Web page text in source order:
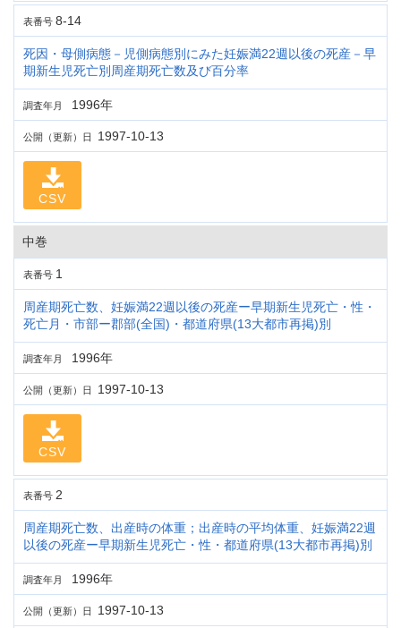
表番号 8-14
死因・母側病態－児側病態別にみた妊娠満22週以後の死産－早
期新生児死亡別周産期死亡数及び百分率
調査年月 1996年
公開（更新）日 1997-10-13
CSV
中巻
表番号 1
周産期死亡数、妊娠満22週以後の死産ー早期新生児死亡・性・
死亡月・市部ー郡部(全国)・都道府県(13大都市再掲)別
調査年月 1996年
公開（更新）日 1997-10-13
CSV
表番号 2
周産期死亡数、出産時の体重；出産時の平均体重、妊娠満22週
以後の死産ー早期新生児死亡・性・都道府県(13大都市再掲)別
調査年月 1996年
公開（更新）日 1997-10-13